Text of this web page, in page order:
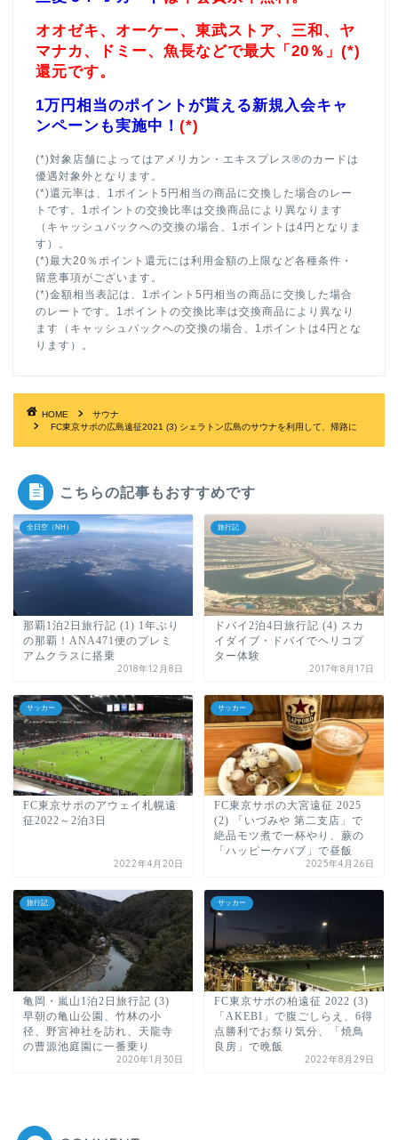
オオゼキ、オーケー、東武ストア、三和、ヤ
マナカ、ドミー、魚長などで最大「20％」(*)
還元です。
1万円相当のポイントが貰える新規入会キャ
ンペーンも実施中！ (*)
(*)対象店舗によってはアメリカン・エキスプレス®のカードは
優遇対象外となります。
(*)還元率は、1ポイント5円相当の商品に交換した場合のレー
トです。1ポイントの交換比率は交換商品により異なります
（キャッシュバックへの交換の場合、1ポイントは4円となりま
す）。
(*)最大20％ポイント還元には利用金額の上限など各種条件・
留意事項がございます。
(*)金額相当表記は、1ポイント5円相当の商品に交換した場合
のレートです。1ポイントの交換比率は交換商品により異なり
ます（キャッシュバックへの交換の場合、1ポイントは4円とな
ります）。
HOME
サウナ
FC東京サポの広島遠征2021 (3) シェラトン広島のサウナを利用して、帰路に
こちらの記事もおすすめです
全日空（NH）
那覇1泊2日旅行記 (1) 1年ぶり
の那覇！ANA471便のプレミ
アムクラスに搭乗
2018年12月8日
旅行記
ドバイ2泊4日旅行記 (4) スカ
イダイブ・ドバイでヘリコプ
ター体験
2017年8月17日
サッカー
FC東京サポのアウェイ札幌遠
征2022～2泊3日
2022年4月20日
サッカー
FC東京サポの大宮遠征 2025
(2) 「いづみや 第二支店」で
絶品モツ煮で一杯やり、蕨の
「ハッピーケバブ」で昼飯
2025年4月26日
旅行記
亀岡・嵐山1泊2日旅行記 (3)
早朝の亀山公園、竹林の小
径、野宮神社を訪れ、天龍寺
の曹源池庭園に一番乗り
2020年1月30日
サッカー
FC東京サポの柏遠征 2022 (3)
「AKEBI」で腹ごしらえ、6得
点勝利でお祭り気分、「焼鳥
良房」で晩飯
2022年8月29日